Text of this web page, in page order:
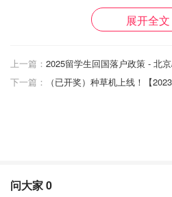
展开全文
上一篇：
下一篇：
问大家0